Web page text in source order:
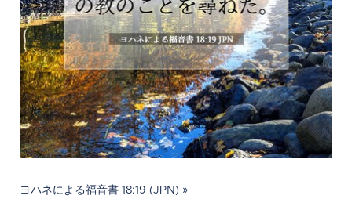
ヨハネによる福音書 18:19 (JPN) »